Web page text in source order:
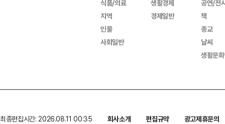
식품/의료
지역
인물
사회일반
생활경제
경제일반
공연/전
책
종교
날씨
생활문
최종편집시간: 2026.08.11 00:35 회사소개 편집규약
광고제휴문의